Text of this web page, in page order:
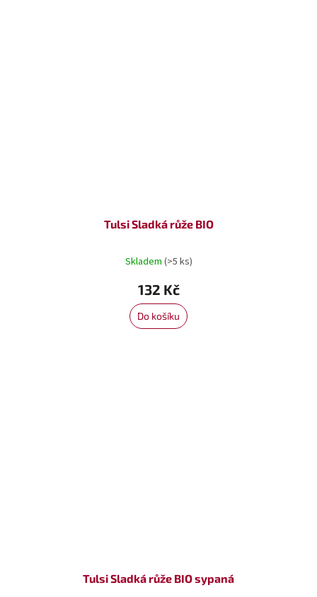
Tulsi Sladká růže BIO
Skladem (>5 ks)
132 Kč
Do košíku
Tulsi Sladká růže BIO sypaná